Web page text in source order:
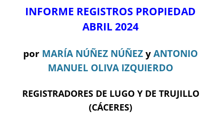
INFORME REGISTROS PROPIEDAD
ABRIL 2024
por MARÍA NÚÑEZ NÚÑEZ y ANTONIO
MANUEL OLIVA IZQUIERDO
REGISTRADORES DE LUGO Y DE TRUJILLO
(CÁCERES)